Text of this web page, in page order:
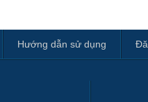
Hướng dẫn sử dụng